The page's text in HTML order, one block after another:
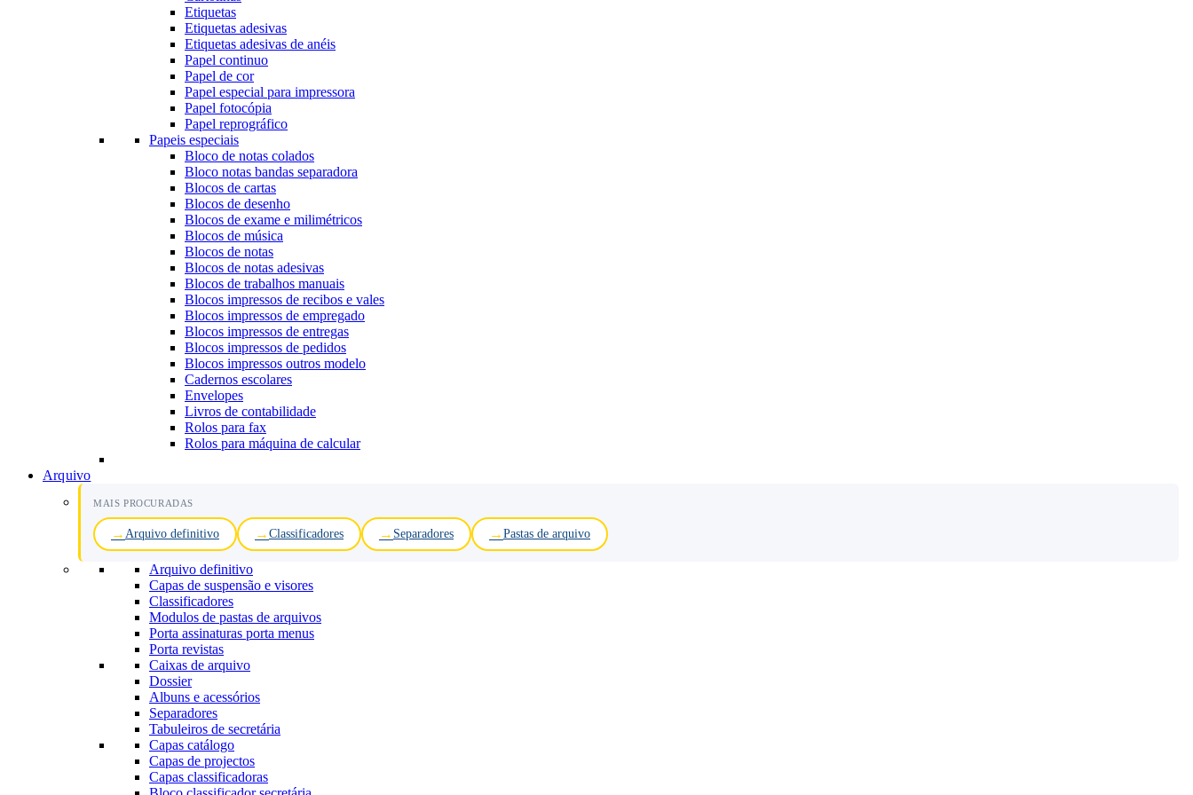
Etiquetas
Etiquetas adesivas
Etiquetas adesivas de anéis
Papel continuo
Papel de cor
Papel especial para impressora
Papel fotocópia
Papel reprográfico
Papeis especiais
Bloco de notas colados
Bloco notas bandas separadora
Blocos de cartas
Blocos de desenho
Blocos de exame e milimétricos
Blocos de música
Blocos de notas
Blocos de notas adesivas
Blocos de trabalhos manuais
Blocos impressos de recibos e vales
Blocos impressos de empregado
Blocos impressos de entregas
Blocos impressos de pedidos
Blocos impressos outros modelo
Cadernos escolares
Envelopes
Livros de contabilidade
Rolos para fax
Rolos para máquina de calcular
Arquivo
MAIS PROCURADAS
Arquivo definitivo Classificadores Separadores Pastas de arquivo
Arquivo definitivo
Capas de suspensão e visores
Classificadores
Modulos de pastas de arquivos
Porta assinaturas porta menus
Porta revistas
Caixas de arquivo
Dossier
Albuns e acessórios
Separadores
Tabuleiros de secretária
Capas catálogo
Capas de projectos
Capas classificadoras